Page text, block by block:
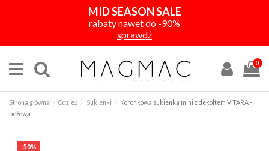
MID SEASON SALE
rabaty nawet do -90%
sprawdź
0
Strona główna Odzież Sukienki
Koronkowa sukienka mini z dekoltem V TARA -
beżowa
-50%